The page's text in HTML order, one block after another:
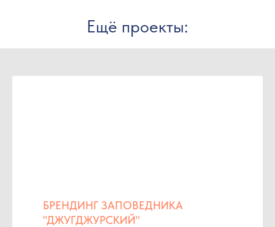
Ещё проекты:
БРЕНДИНГ ЗАПОВЕДНИКА
"ДЖУГДЖУРСКИЙ"